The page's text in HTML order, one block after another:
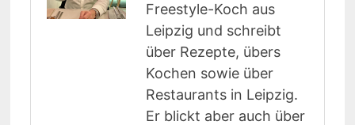
Freestyle-Koch aus
Leipzig und schreibt
über Rezepte, übers
Kochen sowie über
Restaurants in Leipzig.
Er blickt aber auch über